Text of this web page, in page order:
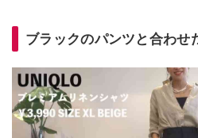
ブラックのパンツと合わせ